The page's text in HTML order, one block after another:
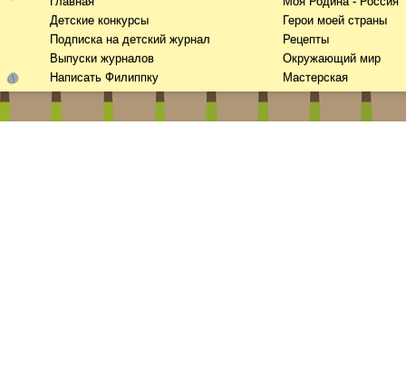
Детские конкурсы
Подписка на детский журнал
Выпуски журналов
Написать Филиппку
Герои моей страны
Рецепты
Окружающий мир
Мастерская